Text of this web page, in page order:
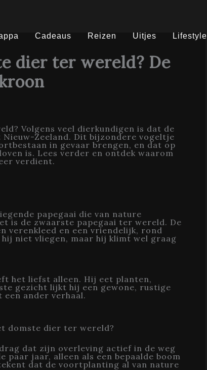
Cadeaus Reizen Uitjes Lifestyle
dier ter wereld? De
Volgens veel dierkundigen is dat de
Zeeland. Dit bijzondere vogeltje
in gevaar brengen, en dat op
is. Lees verder en ontdek waarom
verdient.
papegaai die van nature
is de zwaarste papegaai ter wereld. De
verenkleed en een vriendelijk, rond
niet vliegen, maar hij klimt wel graag
het liefst alleen. Hij eet planten,
gezicht lijkt hij een gewone, rustige
ander verhaal.
domste dier ter wereld?
dat zijn overleving actief in de weg
paar jaar, alleen als een bepaalde boom
dat de voortplanting al van nature